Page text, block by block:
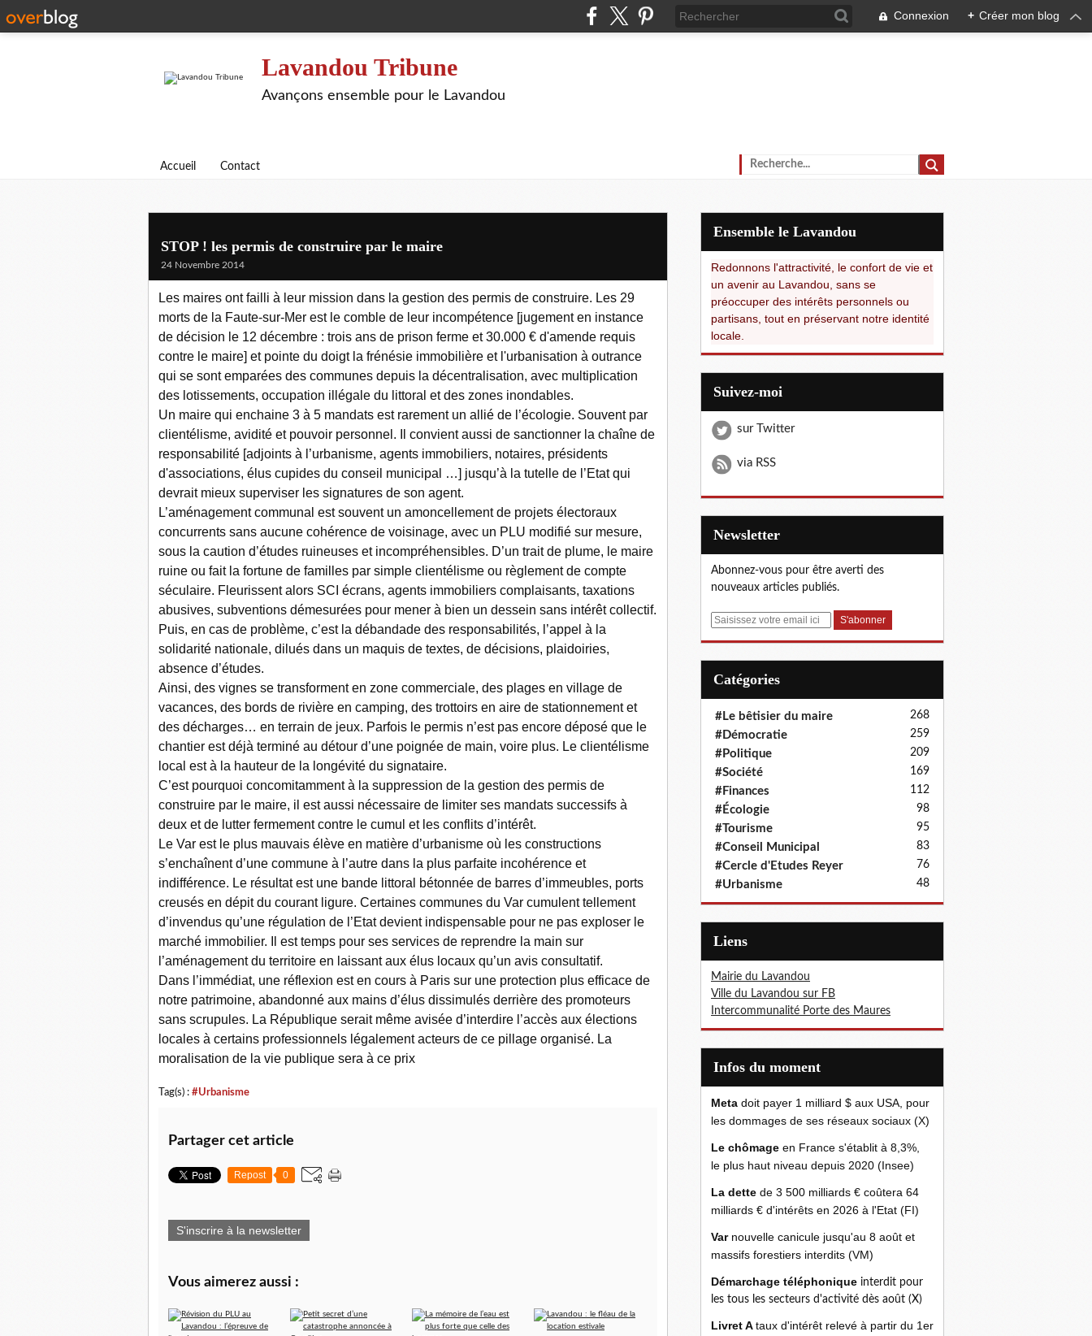
Connexion + Créer mon blog
Lavandou Tribune
Avançons ensemble pour le Lavandou
Accueil Contact
STOP ! les permis de construire par le maire
24 Novembre 2014
Les maires ont failli à leur mission dans la gestion des permis de construire. Les 29
morts de la Faute-sur-Mer est le comble de leur incompétence [jugement en instance
de décision le 12 décembre : trois ans de prison ferme et 30.000 € d'amende requis
contre le maire] et pointe du doigt la frénésie immobilière et l'urbanisation à outrance
qui se sont emparées des communes depuis la décentralisation, avec multiplication
des lotissements, occupation illégale du littoral et des zones inondables.
Un maire qui enchaine 3 à 5 mandats est rarement un allié de l’écologie. Souvent par
clientélisme, avidité et pouvoir personnel. Il convient aussi de sanctionner la chaîne de
responsabilité [adjoints à l’urbanisme, agents immobiliers, notaires, présidents
d'associations, élus cupides du conseil municipal …] jusqu’à la tutelle de l’Etat qui
devrait mieux superviser les signatures de son agent.
L’aménagement communal est souvent un amoncellement de projets électoraux
concurrents sans aucune cohérence de voisinage, avec un PLU modifié sur mesure,
sous la caution d’études ruineuses et incompréhensibles. D’un trait de plume, le maire
ruine ou fait la fortune de familles par simple clientélisme ou règlement de compte
séculaire. Fleurissent alors SCI écrans, agents immobiliers complaisants, taxations
abusives, subventions démesurées pour mener à bien un dessein sans intérêt collectif.
Puis, en cas de problème, c’est la débandade des responsabilités, l’appel à la
solidarité nationale, dilués dans un maquis de textes, de décisions, plaidoiries,
absence d’études.
Ainsi, des vignes se transforment en zone commerciale, des plages en village de
vacances, des bords de rivière en camping, des trottoirs en aire de stationnement et
des décharges… en terrain de jeux. Parfois le permis n’est pas encore déposé que le
chantier est déjà terminé au détour d’une poignée de main, voire plus. Le clientélisme
local est à la hauteur de la longévité du signataire.
C’est pourquoi concomitamment à la suppression de la gestion des permis de
construire par le maire, il est aussi nécessaire de limiter ses mandats successifs à
deux et de lutter fermement contre le cumul et les conflits d’intérêt.
Le Var est le plus mauvais élève en matière d’urbanisme où les constructions
s’enchaînent d’une commune à l’autre dans la plus parfaite incohérence et
indifférence. Le résultat est une bande littoral bétonnée de barres d’immeubles, ports
creusés en dépit du courant ligure. Certaines communes du Var cumulent tellement
d’invendus qu’une régulation de l’Etat devient indispensable pour ne pas exploser le
marché immobilier. Il est temps pour ses services de reprendre la main sur
l’aménagement du territoire en laissant aux élus locaux qu’un avis consultatif.
Dans l’immédiat, une réflexion est en cours à Paris sur une protection plus efficace de
notre patrimoine, abandonné aux mains d’élus dissimulés derrière des promoteurs
sans scrupules. La République serait même avisée d’interdire l’accès aux élections
locales à certains professionnels légalement acteurs de ce pillage organisé. La
moralisation de la vie publique sera à ce prix
Tag(s) : #Urbanisme
Partager cet article
Repost 0
S'inscrire à la newsletter
Vous aimerez aussi :
Ensemble le Lavandou
Redonnons l'attractivité, le confort de vie et
un avenir au Lavandou, sans se
préoccuper des intérêts personnels ou
partisans, tout en préservant notre identité
locale.
Suivez-moi
sur Twitter
via RSS
Newsletter
Abonnez-vous pour être averti des
nouveaux articles publiés.
E
Catégories
#Le bêtisier du maire 268
#Démocratie 259
#Politique 209
#Société 169
#Finances 112
#Écologie 98
#Tourisme 95
#Conseil Municipal 83
#Cercle d'Etudes Reyer 76
#Urbanisme 48
Liens
Mairie du Lavandou
Ville du Lavandou sur FB
Intercommunalité Porte des Maures
Infos du moment
Meta doit payer 1 milliard $ aux USA, pour
les dommages de ses réseaux sociaux (X)
Le chômage en France s'établit à 8,3%,
le plus haut niveau depuis 2020 (Insee)
La dette de 3 500 milliards € coûtera 64
milliards € d'intérêts en 2026 à l'Etat (FI)
Var nouvelle canicule jusqu'au 8 août et
massifs forestiers interdits (VM)
Démarchage téléphonique interdit pour
les tous les secteurs d'activité dès août (X)
Livret Ataux d'intérêt relevé à partir du 1er